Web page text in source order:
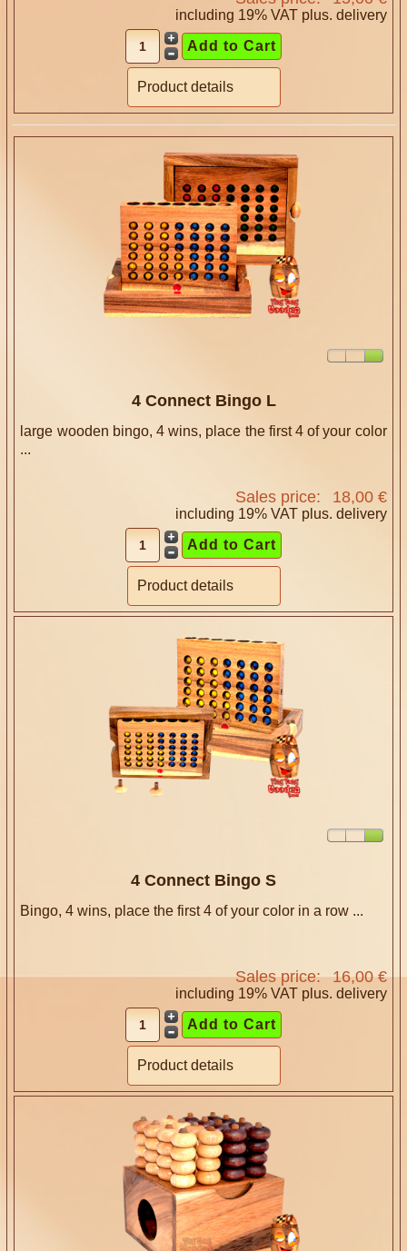
including 19% VAT plus. delivery
Product details
4 Connect Bingo L
large wooden bingo, 4 wins, place the first 4 of your color
...
Sales price: 18,00 €
including 19% VAT plus. delivery
Product details
4 Connect Bingo S
Bingo, 4 wins, place the first 4 of your color in a row ...
Sales price: 16,00 €
including 19% VAT plus. delivery
Product details